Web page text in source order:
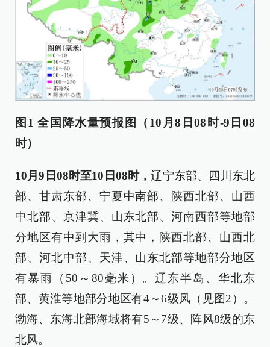
图1 全国降水量预报图（10月8日08时-9日08
时）
10月9日08时至10日08时，辽宁东部、四川东北
部、甘肃东部、宁夏中南部、陕西北部、山西
中北部、京津冀、山东北部、河南西部等地部
分地区有中到大雨，其中，陕西北部、山西北
部、河北中部、天津、山东北部等地部分地区
有暴雨（50～80毫米）。辽东半岛、华北东
部、黄淮等地部分地区有4～6级风（见图2）。
渤海、东海北部海域将有5～7级、阵风8级的东
北风。